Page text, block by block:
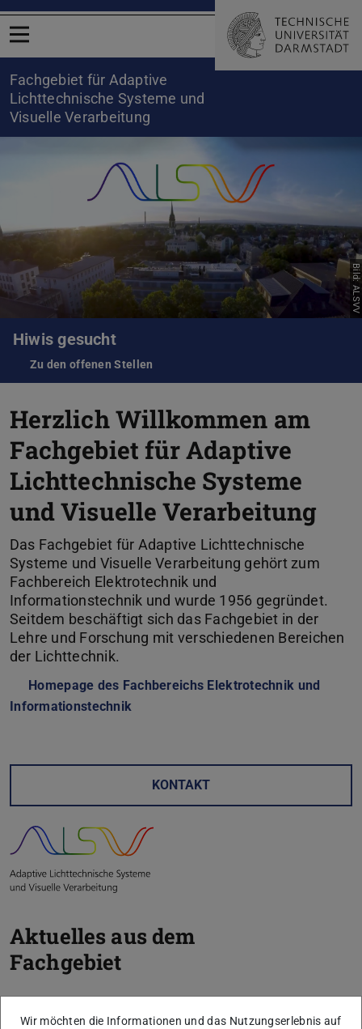
Menü öffnen
Fachgebiet für Adaptive
Lichttechnische Systeme und
Visuelle Verarbeitung
Bild: ALSVV
Hiwis gesucht
Zu den offenen Stellen
Herzlich Willkommen am
Fachgebiet für Adaptive
Lichttechnische Systeme
und Visuelle Verarbeitung
Das Fachgebiet für Adaptive Lichttechnische
Systeme und Visuelle Verarbeitung gehört zum
Fachbereich Elektrotechnik und
Informationstechnik und wurde 1956 gegründet.
Seitdem beschäftigt sich das Fachgebiet in der
Lehre und Forschung mit verschiedenen Bereichen
der Lichttechnik.
Homepage des Fachbereichs Elektrotechnik und
Informationstechnik
KONTAKT
Aktuelles aus dem
Fachgebiet
Wir möchten die Informationen und das Nutzungserlebnis auf